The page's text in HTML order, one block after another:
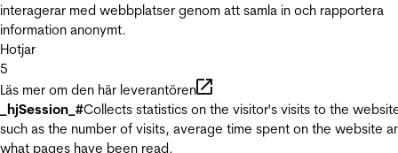
interagerar med webbplatser genom att samla in och rapportera
information anonymt.
Hotjar
5
Läs mer om den här leverantören
_hjSession_#Collects statistics on the visitor's visits to the
such as the number of visits, average time spent on the website
what pages have been read.